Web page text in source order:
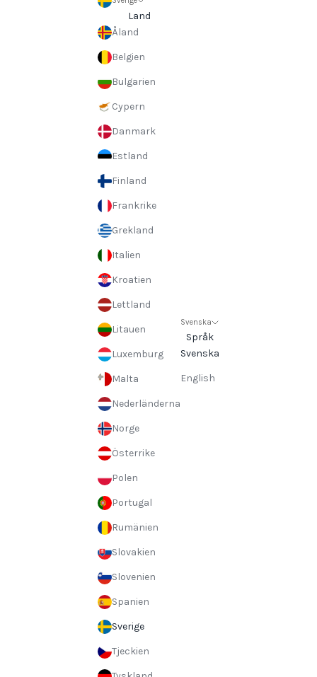
Land
Åland
Belgien
Bulgarien
Cypern
Danmark
Estland
Finland
Frankrike
Grekland
Italien
Kroatien
Lettland
Litauen
Luxemburg
Malta
Nederländerna
Norge
Österrike
Polen
Portugal
Rumänien
Slovakien
Slovenien
Spanien
Sverige
Tjeckien
Svenska
Språk
Svenska
English